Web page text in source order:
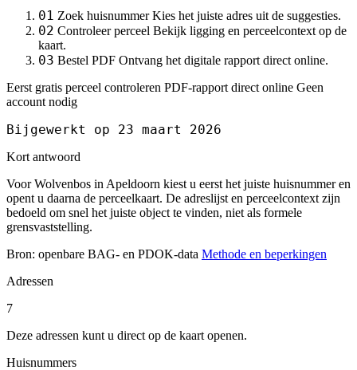
01 Zoek huisnummer Kies het juiste adres uit de suggesties.
02 Controleer perceel Bekijk ligging en perceelcontext op de
kaart.
03 Bestel PDF Ontvang het digitale rapport direct online.
Eerst gratis perceel controleren PDF-rapport direct online Geen
account nodig
Bijgewerkt op 23 maart 2026
Kort antwoord
Voor Wolvenbos in Apeldoorn kiest u eerst het juiste huisnummer en
opent u daarna de perceelkaart. De adreslijst en perceelcontext zijn
bedoeld om snel het juiste object te vinden, niet als formele
grensvaststelling.
Bron: openbare BAG- en PDOK-data Methode en beperkingen
Adressen
7
Deze adressen kunt u direct op de kaart openen.
Huisnummers